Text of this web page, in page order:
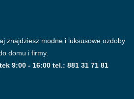
znajdziesz modne i luksusowe ozdoby
domu i firmy.
9:00 - 16:00 tel.: 881 31 71 81